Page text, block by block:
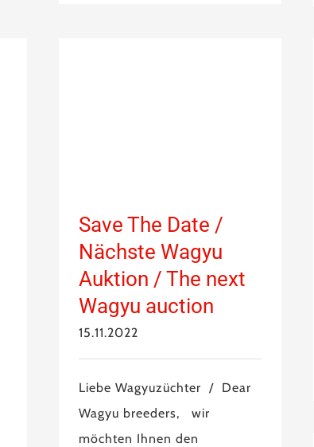
Save The Date /
Nächste Wagyu
Auktion / The next
Wagyu auction
15.11.2022
Liebe Wagyuzüchter / Dear
Wagyu breeders, wir
möchten Ihnen den